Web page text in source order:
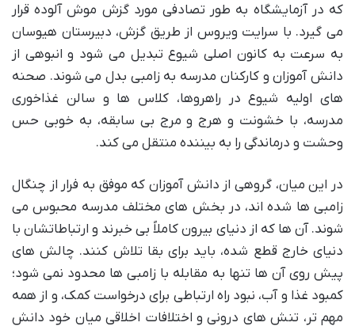
که در آزمایشگاه به طور تصادفی مورد گزش موش آلوده قرار
می گیرد. با سرایت ویروس از طریق گزش، دبیرستان هیوسان
به سرعت به کانون اصلی شیوع تبدیل می شود و انبوهی از
دانش آموزان و کارکنان مدرسه به زامبی بدل می شوند. صحنه
های اولیه شیوع در راهروها، کلاس ها و سالن غذاخوری
مدرسه، با خشونت و هرج و مرج بی سابقه، به خوبی حس
وحشت و درماندگی را به بیننده منتقل می کند.
در این میان، گروهی از دانش آموزان که موفق به فرار از چنگال
زامبی ها شده اند، در بخش های مختلف مدرسه محبوس می
شوند. آن ها که از دنیای بیرون کاملاً بی خبرند و ارتباطاتشان با
دنیای خارج قطع شده، باید برای بقا تلاش کنند. چالش های
پیش روی آن ها تنها به مقابله با زامبی ها محدود نمی شود؛
کمبود غذا و آب، نبود راه ارتباطی برای درخواست کمک، و از همه
مهم تر، تنش های درونی و اختلافات اخلاقی میان خود دانش